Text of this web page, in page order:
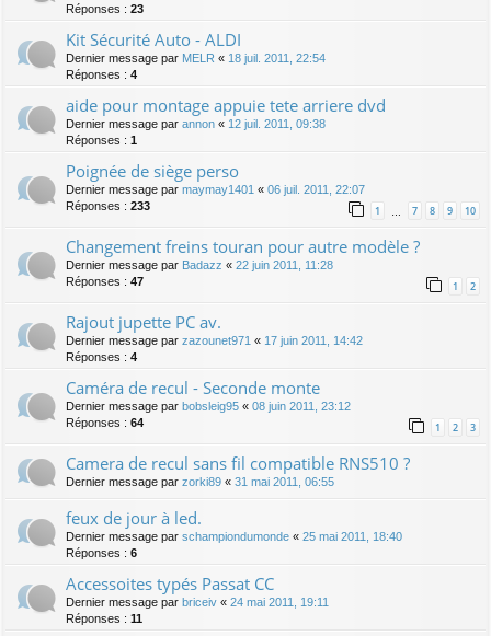
Réponses : 23
Kit Sécurité Auto - ALDI
Dernier message par MELR « 18 juil. 2011, 22:54
Réponses : 4
aide pour montage appuie tete arriere dvd
Dernier message par annon « 12 juil. 2011, 09:38
Réponses : 1
Poignée de siège perso
Dernier message par maymay1401 « 06 juil. 2011, 22:07
Réponses : 233 1 7 8 9 10
Changement freins touran pour autre modèle ?
Dernier message par Badazz « 22 juin 2011, 11:28
Réponses : 47 1 2
Rajout jupette PC av.
Dernier message par zazounet971 « 17 juin 2011, 14:42
Réponses : 4
Caméra de recul - Seconde monte
Dernier message par bobsleig95 « 08 juin 2011, 23:12
Réponses : 64 1 2 3
Camera de recul sans fil compatible RNS510 ?
Dernier message par zorki89 « 31 mai 2011, 06:55
feux de jour à led.
Dernier message par schampiondumonde « 25 mai 2011, 18:40
Réponses : 6
Accessoites typés Passat CC
Dernier message par briceiv « 24 mai 2011, 19:11
Réponses : 11